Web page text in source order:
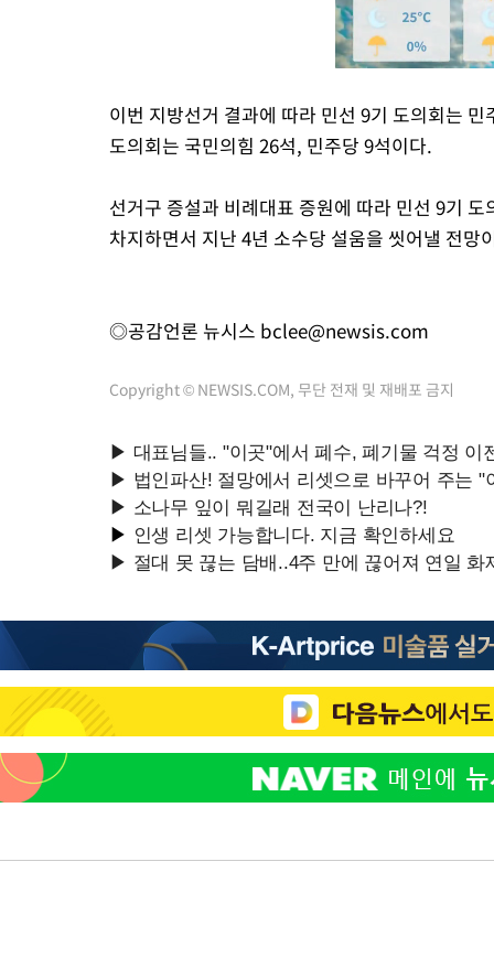
이번 지방선거 결과에 따라 민선 9기 도의회는
도의회는 국민의힘 26석, 민주당 9석이다.
선거구 증설과 비례대표 증원에 따라 민선 9기
차지하면서 지난 4년 소수당 설움을 씻어낼 전망
◎공감언론 뉴시스 bclee@newsis.com
Copyright © NEWSIS.COM, 무단 전재 및 재배포 금지